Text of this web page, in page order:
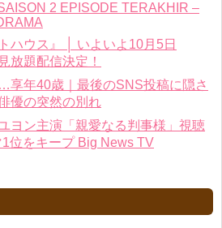
2 EPISODE TERAKHIR –
ハウス』 │ いよいよ10月5日
放題配信決定！
享年40歳｜最後のSNS投稿に隠さ
優の突然の別れ
ヨン主演「親愛なる判事様」視聴
位をキープ Big News TV